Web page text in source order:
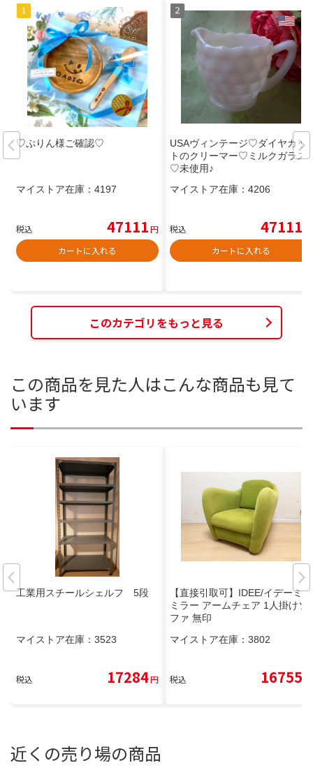
♡ぷりん様ご確認♡
マイストア在庫： 4197
税込 47111円
カートに入れる
USAヴィンテージ♡ダイヤカッ
トのクリーマー♡ミルクガラス
♡未使用♪
マイストア在庫： 4206
税込 47111
カートに入れる
このカテゴリをもっと見る
この商品を見た人はこんな商品も見て
います
工業用スチールシェルフ 5段
マイストア在庫： 3523
税込 17284円
【直接引取可】IDEE/イデーミニ
ミラー アームチェア 1人掛けソ
ファ 無印
マイストア在庫： 3802
税込 16755
近くの売り場の商品